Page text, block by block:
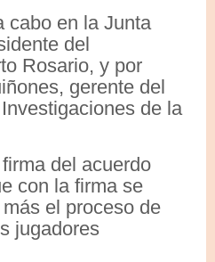
cabo en la Junta
del
Rosario, y por
gerente del
de la
del acuerdo
con la firma se
el proceso de
jugadores